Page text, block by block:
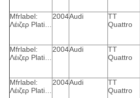
Mfrlabel:
Λέιζερ Plati…
2004Audi
TT
Quattro
Mfrlabel:
Λέιζερ Plati…
2004Audi
TT
Quattro
Mfrlabel:
Λέιζερ Plati…
2004Audi
TT
Quattro